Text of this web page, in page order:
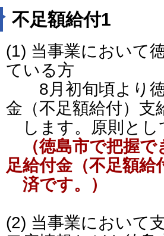
不足額給付1
(1) 当事業において
ている方
8月初旬頃より徳
金（不足額給付）支
します。原則とし
（徳島市で把握
足給付金（不足額給
済です。）
(2) 当事業において